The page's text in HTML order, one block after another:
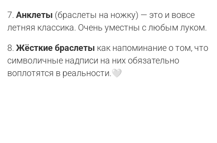
7. Анклеты (браслеты на ножку) — это и вовсе
летняя классика. Очень уместны с любым луком.
8. Жёсткие браслеты как напоминание о том, что
символичные надписи на них обязательно
воплотятся в реальности.🤍